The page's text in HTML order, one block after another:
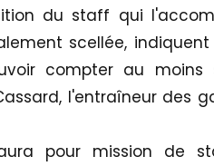
du staff qui
scellée,
compter au moins
l'entraîneur des
pour mission de